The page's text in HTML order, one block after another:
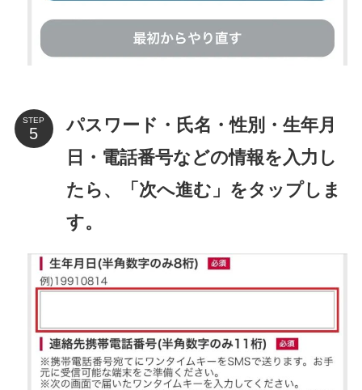
STEP
パスワード・氏名・性別・生年月
日・電話番号などの情報を入力し
たら、「次へ進む」をタップしま
す。